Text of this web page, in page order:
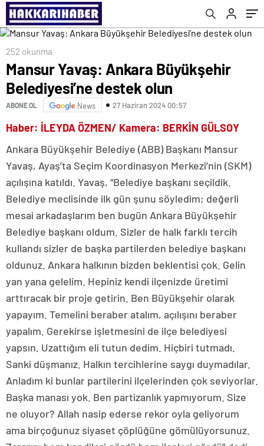
252 okunma
Mansur Yavaş: Ankara Büyükşehir
Belediyesi’ne destek olun
ABONE OL News 27 Haziran 2024 00:57
Haber: İLEYDA ÖZMEN/ Kamera: BERKİN GÜLSOY
Ankara Büyükşehir Belediye (ABB) Başkanı Mansur
Yavaş, Ayaş’ta Seçim Koordinasyon Merkezi’nin (SKM)
açılışına katıldı. Yavaş, “Belediye başkanı seçildik.
Belediye meclisinde ilk gün şunu söyledim; değerli
mesai arkadaşlarım ben bugün Ankara Büyükşehir
Belediye başkanı oldum. Sizler de halk farklı tercih
kullandı sizler de başka partilerden belediye başkanı
oldunuz. Ankara halkının bizden beklentisi çok. Gelin
yan yana gelelim. Hepiniz kendi ilçenizde üretimi
arttıracak bir proje getirin. Ben Büyükşehir olarak
yapayım. Temelini beraber atalım, açılışını beraber
yapalım. Gerekirse işletmesini de ilçe belediyesi
yapsın. Uzattığım eli tutun dedim. Hiçbiri tutmadı.
Sanki düşmanız. Halkın tercihlerine saygı duymadılar.
Anladım ki bunlar partilerini ilçelerinden çok seviyorlar.
Başka manası yok. Ben partizanlık yapmıyorum. Size
ne oluyor? Allah nasip ederse rekor oyla geliyorum
ama birçoğunuz siyaset çöplüğüne gömülüyorsunuz.